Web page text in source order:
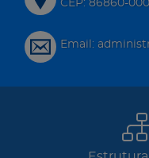
CEP: 86860-
Email: